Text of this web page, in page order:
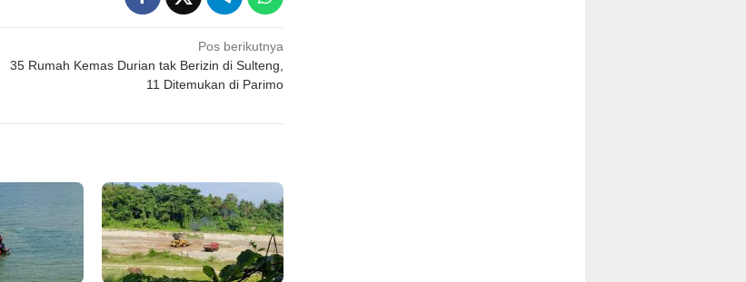
Pos berikutnya
35 Rumah Kemas Durian tak Berizin di Sulteng,
11 Ditemukan di Parimo